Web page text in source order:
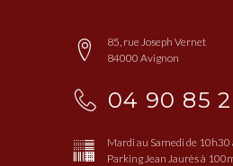
85, rue Joseph Vernet
84000 Avignon
04 90 85
Mardi au Samedi de 10h30
Parking Jean Jaurès à